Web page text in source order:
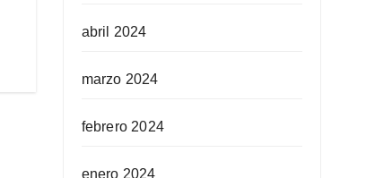
abril 2024
marzo 2024
febrero 2024
enero 2024